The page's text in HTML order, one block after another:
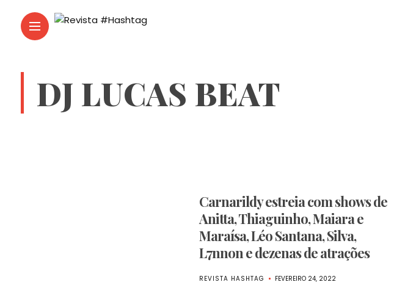
DJ LUCAS BEAT
Carnarildy estreia com shows de
Anitta, Thiaguinho, Maiara e
Maraísa, Léo Santana, Silva,
L7nnon e dezenas de atrações
REVISTA HASHTAG FEVEREIRO 24, 2022